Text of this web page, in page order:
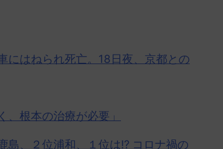
にはねられ死亡。18日夜、京都との
根本の治療が必要」
島、２位浦和、１位は!? コロナ禍の